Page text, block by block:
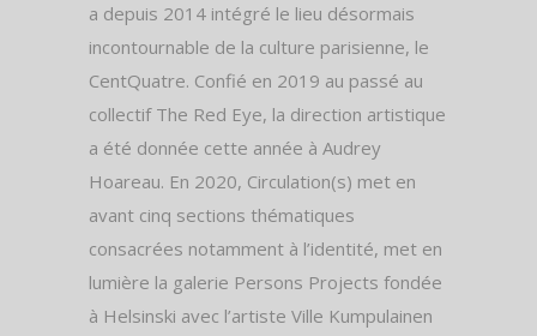
a depuis 2014 intégré le lieu désormais
incontournable de la culture parisienne, le
CentQuatre. Confié en 2019 au passé au
collectif The Red Eye, la direction artistique
a été donnée cette année à Audrey
Hoareau. En 2020, Circulation(s) met en
avant cinq sections thématiques
consacrées notamment à l’identité, met en
lumière la galerie Persons Projects fondée
à Helsinski avec l’artiste Ville Kumpulainen